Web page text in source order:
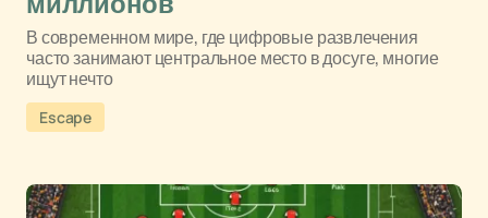
В современном мире, где цифровые развлечения
часто занимают центральное место в досуге, многие
ищут нечто
Escape